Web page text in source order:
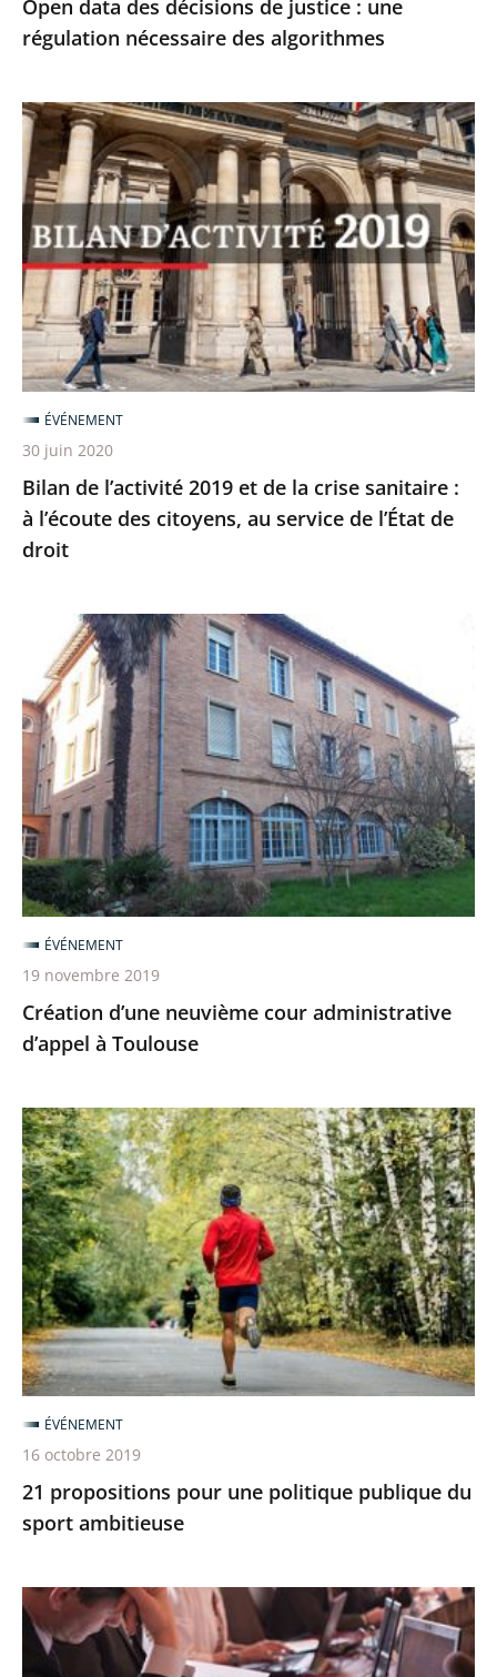
Open data des décisions de justice : une
régulation nécessaire des algorithmes
Bilan
de
l’activité
2019
et
de
la
crise
sanitaire
:
à
l’écoute
des
citoyens,
au
l’État
droit
Bilan de l’activité 2019 et de la crise sanitaire :
à l’écoute des citoyens, au service de l’État de
droit
ÉVÉNEMENT
30 juin 2020
Création
d’une
neuvième
cour
administrative
d’appel
à
Toulouse
Création d’une neuvième cour administrative
d’appel à Toulouse
ÉVÉNEMENT
19 novembre 2019
21
propositions
pour
une
politique
publique
du
sport
ambitieuse
21 propositions pour une politique publique du
sport ambitieuse
ÉVÉNEMENT
16 octobre 2019
Améliorer
et
développer